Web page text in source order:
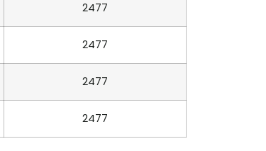
2477
2477
2477
2477